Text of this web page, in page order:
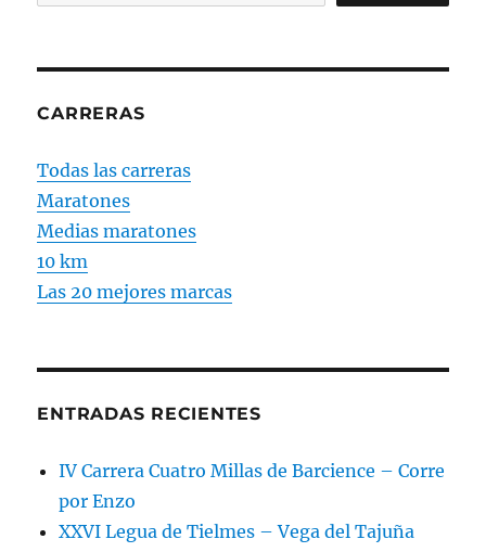
CARRERAS
Todas las carreras
Maratones
Medias maratones
10 km
Las 20 mejores marcas
ENTRADAS RECIENTES
IV Carrera Cuatro Millas de Barcience – Corre
por Enzo
XXVI Legua de Tielmes – Vega del Tajuña